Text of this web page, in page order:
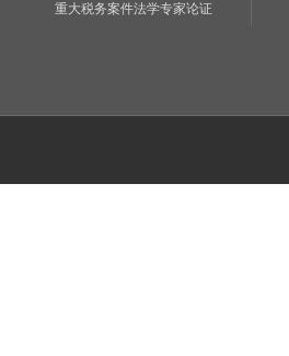
重大税务案件法学专家论证